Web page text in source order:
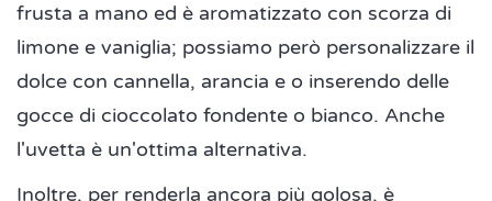
frusta a mano ed è aromatizzato con scorza di
limone e vaniglia; possiamo però personalizzare il
dolce con cannella, arancia e o inserendo delle
gocce di cioccolato fondente o bianco. Anche
l'uvetta è un'ottima alternativa.
Inoltre, per renderla ancora più golosa, è